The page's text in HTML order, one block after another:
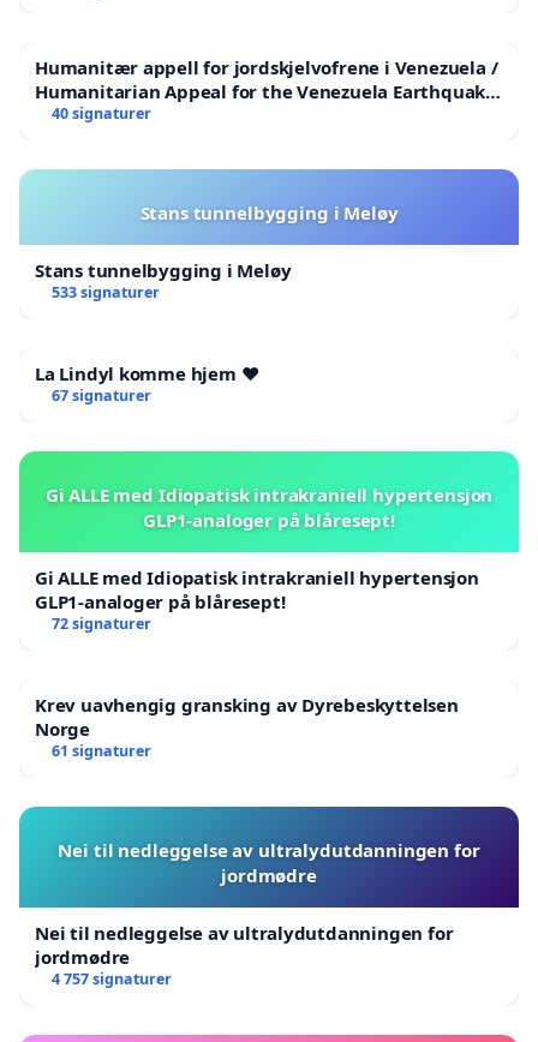
Humanitær appell for jordskjelvofrene i Venezuela /
Humanitarian Appeal for the Venezuela Earthquake
Victims
40 signaturer
Stans tunnelbygging i Meløy
Stans tunnelbygging i Meløy
533 signaturer
La Lindyl komme hjem ❤️
67 signaturer
Gi ALLE med Idiopatisk intrakraniell hypertensjon
GLP1-analoger på blåresept!
Gi ALLE med Idiopatisk intrakraniell hypertensjon
GLP1-analoger på blåresept!
72 signaturer
Krev uavhengig gransking av Dyrebeskyttelsen
Norge
61 signaturer
Nei til nedleggelse av ultralydutdanningen for
jordmødre
Nei til nedleggelse av ultralydutdanningen for
jordmødre
4 757 signaturer